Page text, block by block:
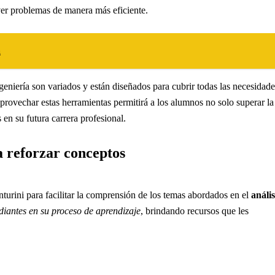
problemas de manera más eficiente.
son variados y están diseñados para cubrir todas las
estas herramientas permitirá a los alumnos no solo superar la
su futura carrera profesional.
reforzar conceptos
para facilitar la comprensión de los temas abordados en el
en su proceso de aprendizaje, brindando recursos que les